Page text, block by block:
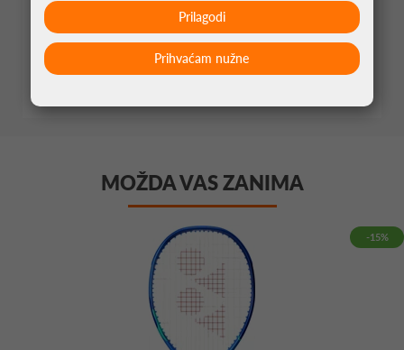
KONTROLA 8
SNAGA 8
MOŽDA VAS ZANIMA
-15%
Prihvaćam nužne
Prilagodi